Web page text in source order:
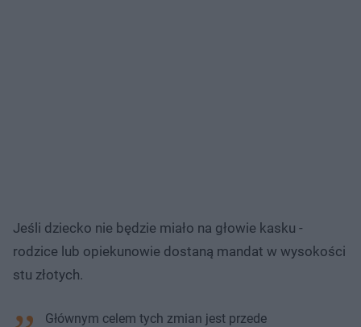
Jeśli dziecko nie będzie miało na głowie kasku -
rodzice lub opiekunowie dostaną mandat w wysokości
stu złotych.
Głównym celem tych zmian jest przede